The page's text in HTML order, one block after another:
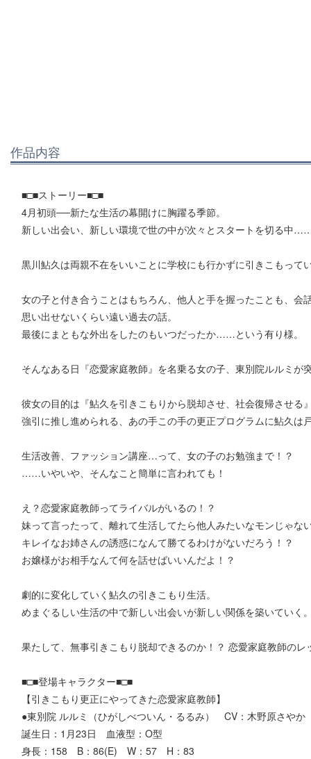
作品内容
■□■ストーリー■□■
4月初頭──新たな生活の幕開けに胸躍る季節。
新しい出会い、新しい環境で世の中が次々とスタートを切る中
黒川鮎久は両親不在をいいことに学校にも行かずに引きこもって
女の子と付き合うことはもちろん、他人と手を握ったことも、会
思い出せないくらい遠い過去の話。
最後にまともな外出をしたのもいつだったか……という有り様。
そんなある日『恋愛家庭教師』を名乗る女の子、東別院ルルミが
彼女の目的は『鮎久を引きこもりから脱却させ、社会復帰させる
強引に推し進められる、あの手この手の更正プログラムに鮎久は
生活改善、ファッション講座…って、女の子のお勉強まで！？
……いやいや、そんなこと簡単に言われても！
え？恋愛家庭教師ってライバルがいるの！？
妹って言ったって、離れて生活してたら他人みたいなモンじゃな
キレイなお姉さんの誘惑になんて勝てるわけがないだろう！？
お嬢様がお相手なんて何を話せばいいんだよ！？
劇的に変化していく鮎久の引きこもり生活。
めまぐるしい生活の中で新しい出会いが新しい関係を築いていく
果たして、無事引きこもり脱却できるのか！？ 恋愛家庭教師のレ
■□■登場キャラクター■□■
【引きこもり更正にやってきた恋愛家庭教師】
●東別院 ルルミ（ひがしべついん・るるみ） CV：木野原さやか
誕生日：1月23日 血液型：O型
身長：158 B：86(E) W：57 H：83